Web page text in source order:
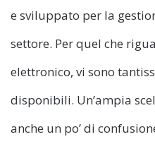
e sviluppato per la
settore. Per quel che
elettronico, vi sono
disponibili. Un’ampia
anche un po’ di